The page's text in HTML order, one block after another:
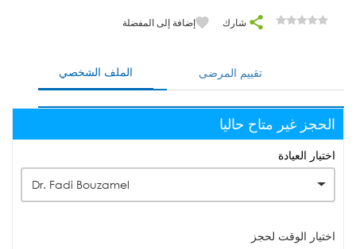
شارك إضافة إلى المفضلة
الملف الشخصي تقييم المرضى
الحجز غير متاح حاليا
اختيار العيادة
Dr. Fadi Bouzamel
اختيار الوقت لحجز